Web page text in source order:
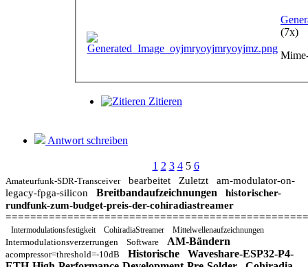
(7x)
Zitieren
Antwort schreiben
1 2 3 4 5 6
Amateurfunk-SDR-Transceiver bearbeitet Zuletzt
am-modulator-on-
legacy-fpga-silicon
Breitbandaufzeichnungen
historischer-
rundfunk-zum-budget-preis-der-cohiradiastreamer
Intermodulationsfestigkeit CohiradiaStreamer Mittelwellenaufzeichnungen
Intermodulationsverzerrungen Software AM-Bändern
acompressor=threshold=-10dB Historische
Waveshare-ESP32-P4-